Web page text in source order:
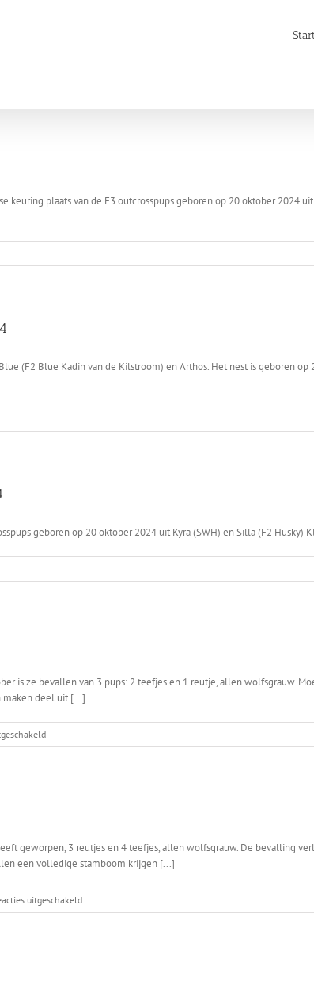
plaats van de F3 outcrosspups geboren op 20 oktober 2024
(F2 Blue Kadin van de Kilstroom) en Arthos. Het nest is geboren
geboren op 20 oktober 2024 uit Kyra (SWH) en Silla (F2 Husky)
is ze bevallen van 3 pups: 2 teefjes en 1 reutje, allen wolfsgrauw.
maken deel uit [...]
voor
Kyra’s
geworpen, 3 reutjes en 4 teefjes, allen wolfsgrauw. De bevalling
een volledige stamboom krijgen [...]
uitgeschakeldvoor
Lea’s